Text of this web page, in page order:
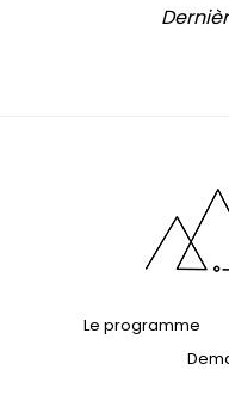
Le programme